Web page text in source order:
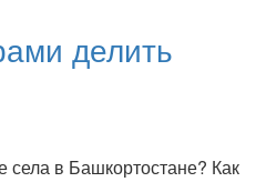
делить
села в Башкортостане? Как